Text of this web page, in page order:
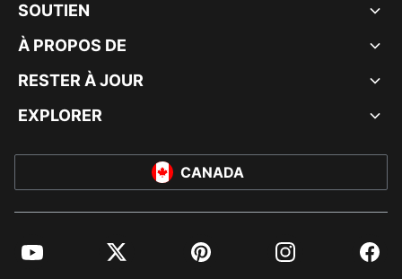
SOUTIEN
À PROPOS DE
RESTER À JOUR
EXPLORER
CANADA
YouTube Twitter Pinterest Instagram